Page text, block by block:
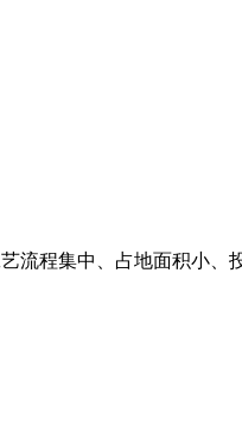
程集中、占地面积小、